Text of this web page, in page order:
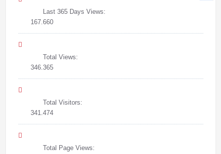
Last 365 Days Views:
167.660
Total Views:
346.365
Total Visitors:
341.474
Total Page Views: